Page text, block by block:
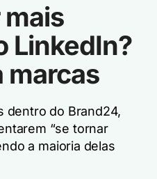
LinkedIn?
marcas
dentro do Brand24,
“se tornar
a maioria delas